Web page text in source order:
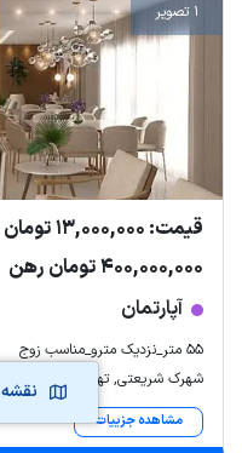
نقشه
1 تصویر
قیمت: 13,000,000 تومان اجاره
400,000,000 تومان رهن
آپارتمان
55 متر_نزدیک مترو_مناسب زوج
شهرک شریعتی, تهران
مشاهده جزییات